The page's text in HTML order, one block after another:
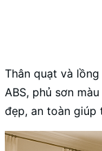
Thân quạt và
ABS, phủ sơn
đẹp, an toàn giúp